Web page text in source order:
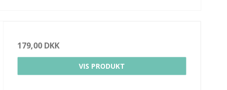
179,00 DKK
VIS PRODUKT